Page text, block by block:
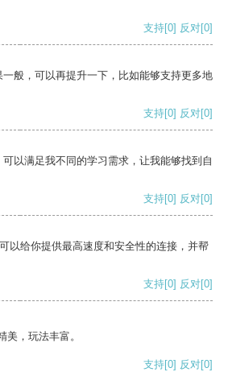
支持[0] 反对[0]
般，可以再提升一下，比如能够支持更多地
支持[0] 反对[0]
以满足我不同的学习需求，让我能够找到自
支持[0] 反对[0]
以给你提供最高速度和安全性的连接，并帮
支持[0] 反对[0]
美，玩法丰富。
支持[0] 反对[0]